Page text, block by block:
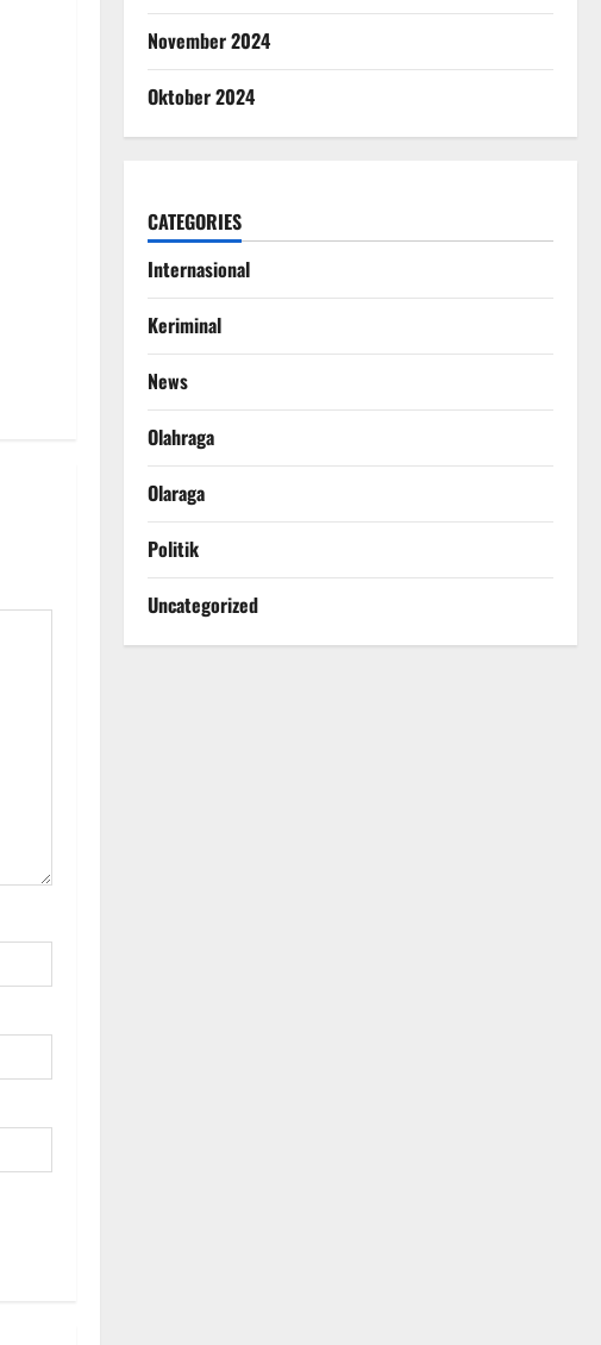
November 2024
Oktober 2024
CATEGORIES
Internasional
Keriminal
News
Olahraga
Olaraga
Politik
Uncategorized